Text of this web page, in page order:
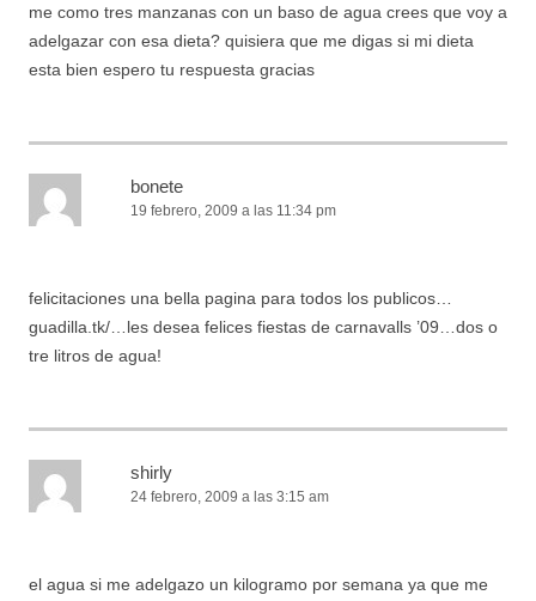
me como tres manzanas con un baso de agua crees que voy a
adelgazar con esa dieta? quisiera que me digas si mi dieta
esta bien espero tu respuesta gracias
bonete
19 febrero, 2009 a las 11:34 pm
felicitaciones una bella pagina para todos los publicos…
guadilla.tk/…les desea felices fiestas de carnavalls ’09…dos o
tre litros de agua!
shirly
24 febrero, 2009 a las 3:15 am
el agua si me adelgazo un kilogramo por semana ya que me